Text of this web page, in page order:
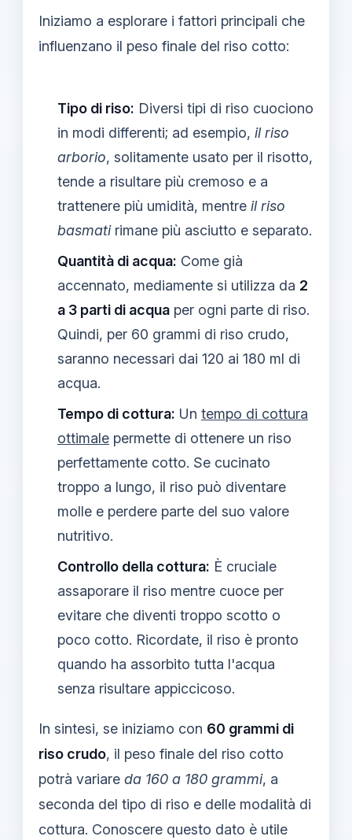
Iniziamo a esplorare i fattori principali che
influenzano il peso finale del riso cotto:
Tipo di riso: Diversi tipi di riso cuociono
in modi differenti; ad esempio, il riso
arborio, solitamente usato per il risotto,
tende a risultare più cremoso e a
trattenere più umidità, mentre il riso
basmatirimane più asciutto e separato.
Quantità di acqua: Come già
accennato, mediamente si utilizza da 2
a 3 parti di acqua per ogni parte di riso.
Quindi, per 60 grammi di riso crudo,
saranno necessari dai 120 ai 180 ml di
acqua.
Tempo di cottura: Un tempo di cottura
ottimale permette di ottenere un riso
perfettamente cotto. Se cucinato
troppo a lungo, il riso può diventare
molle e perdere parte del suo valore
nutritivo.
Controllo della cottura: È cruciale
assaporare il riso mentre cuoce per
evitare che diventi troppo scotto o
poco cotto. Ricordate, il riso è pronto
quando ha assorbito tutta l'acqua
senza risultare appiccicoso.
In sintesi, se iniziamo con 60 grammi di
riso crudo, il peso finale del riso cotto
potrà variare da 160 a 180 grammi, a
seconda del tipo di riso e delle modalità di
cottura. Conoscere questo dato è utile